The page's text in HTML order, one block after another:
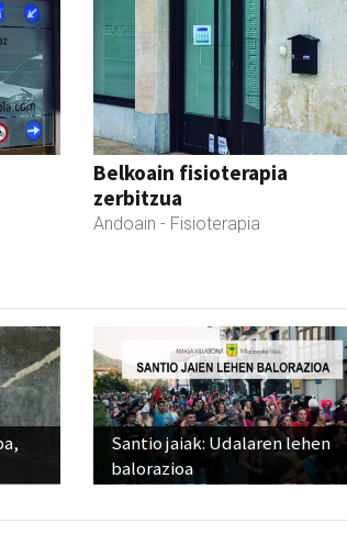
Belkoain fisioterapia
zerbitzua
Andoain - Fisioterapia
Santio jaiak: Udalaren lehen
balorazioa